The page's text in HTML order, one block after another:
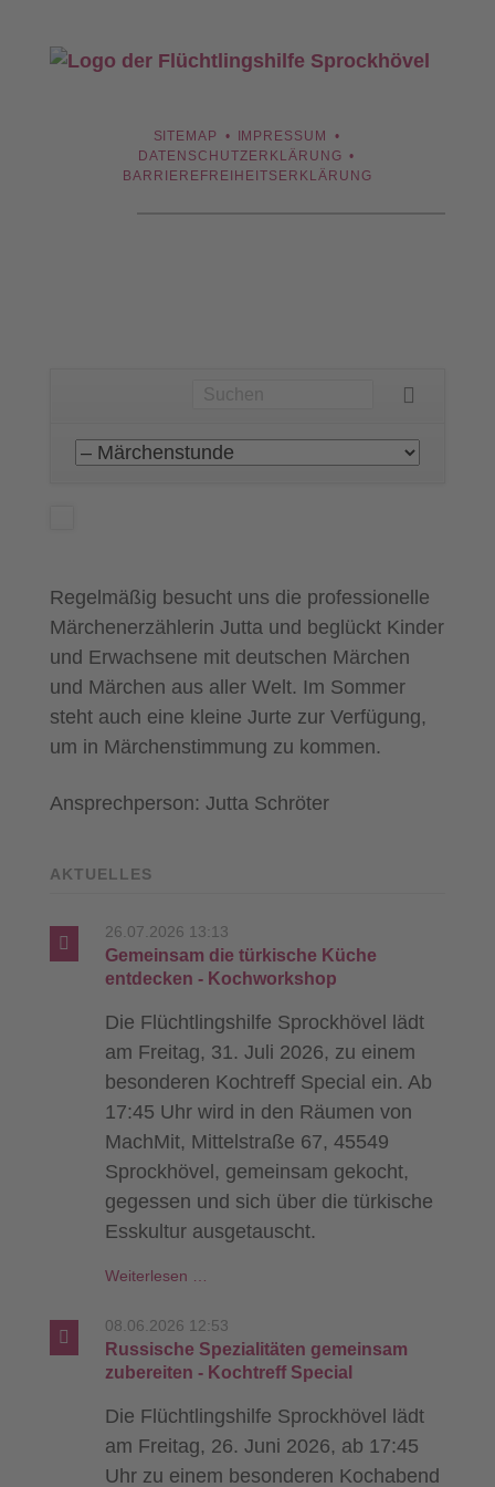
NAVIGATION
ÜBERSPRINGEN
SITEMAP
IMPRESSUM
DATENSCHUTZERKLÄRUNG
BARRIEREFREIHEITSERKLÄRUNG
Navigation
Regelmäßig besucht uns die professionelle
Märchenerzählerin Jutta und beglückt Kinder
und Erwachsene mit deutschen Märchen
und Märchen aus aller Welt. Im Sommer
steht auch eine kleine Jurte zur Verfügung,
um in Märchenstimmung zu kommen.
Ansprechperson: Jutta Schröter
AKTUELLES
26.07.2026 13:13
Gemeinsam die türkische Küche
entdecken - Kochworkshop
Die Flüchtlingshilfe Sprockhövel lädt
am Freitag, 31. Juli 2026, zu einem
besonderen Kochtreff Special ein. Ab
17:45 Uhr wird in den Räumen von
MachMit, Mittelstraße 67, 45549
Sprockhövel, gemeinsam gekocht,
gegessen und sich über die türkische
Esskultur ausgetauscht.
Weiterlesen …
türkische
Küche
entdecken
Kochworkshop
08.06.2026 12:53
Russische Spezialitäten gemeinsam
zubereiten - Kochtreff Special
Die Flüchtlingshilfe Sprockhövel lädt
am Freitag, 26. Juni 2026, ab 17:45
Uhr zu einem besonderen Kochabend